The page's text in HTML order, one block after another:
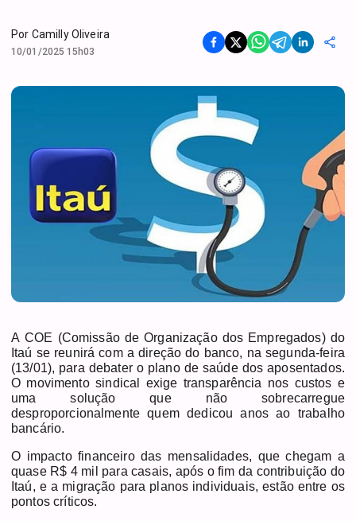
Por Camilly Oliveira
10/01/2025 15h03
A COE (Comissão de Organização dos Empregados) do
Itaú se reunirá com a direção do banco, na segunda-feira
(13/01), para debater o plano de saúde dos aposentados.
O movimento sindical exige transparência nos custos e
uma solução que não sobrecarregue
desproporcionalmente quem dedicou anos ao trabalho
bancário.
O impacto financeiro das mensalidades, que chegam a
quase R$ 4 mil para casais, após o fim da contribuição do
Itaú, e a migração para planos individuais, estão entre os
pontos críticos.